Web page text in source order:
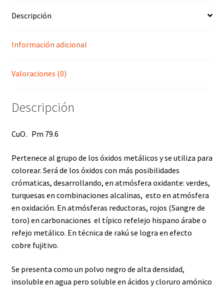
Descripción
Información adicional
Valoraciones (0)
Descripción
CuO. Pm 79.6
Pertenece al grupo de los óxidos metálicos y se utiliza para
colorear. Será de los óxidos con más posibilidades
crómaticas, desarrollando, en atmósfera oxidante: verdes,
turquesas en combinaciones alcalinas, esto en atmósfera
en oxidación. En atmósferas reductoras, rojos (Sangre de
toro) en carbonaciones el típico refelejo hispano árabe o
refejo metálico. En técnica de rakú se logra en efecto
cobre fujitivo.
Se presenta como un polvo negro de alta densidad,
insoluble en agua pero soluble en ácidos y cloruro amónico